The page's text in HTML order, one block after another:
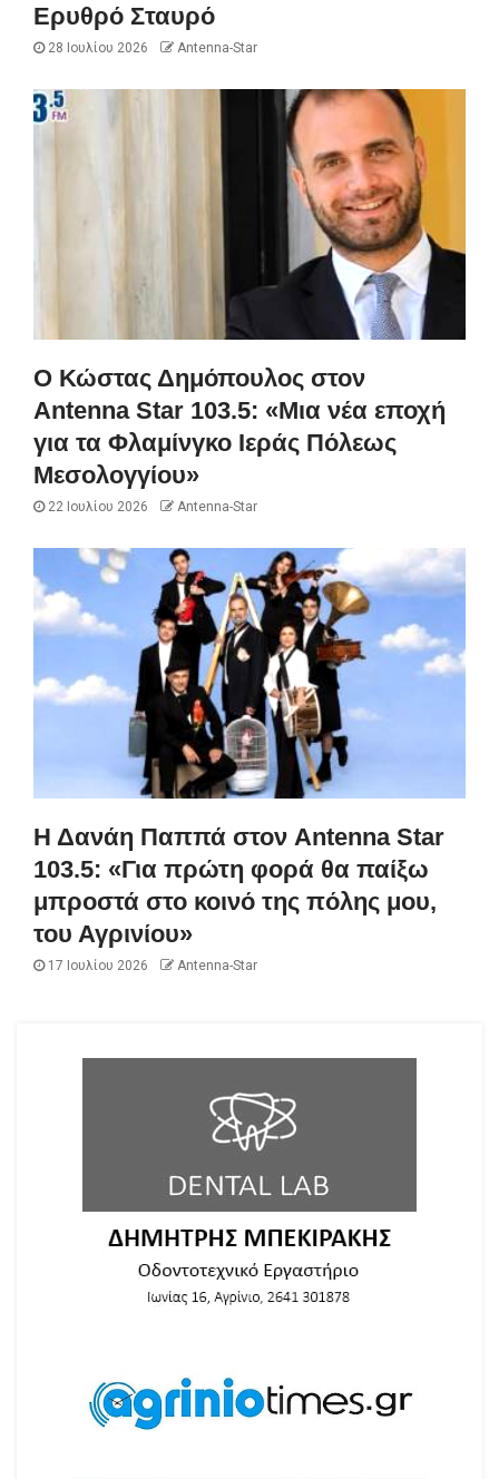
Ερυθρό Σταυρό
28 Ιουλίου 2026 Antenna-Star
Ο Κώστας Δημόπουλος στον
Antenna Star 103.5: «Μια νέα εποχή
για τα Φλαμίνγκο Ιεράς Πόλεως
Μεσολογγίου»
22 Ιουλίου 2026 Antenna-Star
Η Δανάη Παππά στον Antenna Star
103.5: «Για πρώτη φορά θα παίξω
μπροστά στο κοινό της πόλης μου,
του Αγρινίου»
17 Ιουλίου 2026 Antenna-Star